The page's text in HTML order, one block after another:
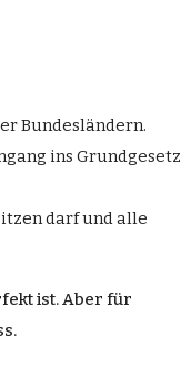
Bundesländern.
ins Grundgesetz
darf und alle
ist. Aber für